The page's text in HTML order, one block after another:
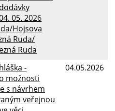
05. 2026
Hojsova
Ruda/
Ruda
04.05.2026
-
možnosti
s návrhem
veřejnou